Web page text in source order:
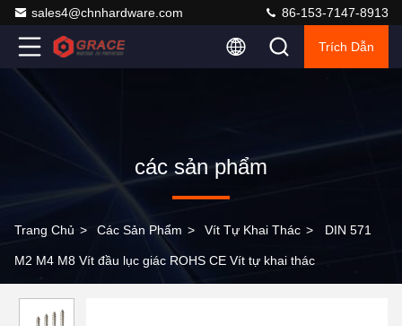
sales4@chnhardware.com 86-153-7147-8913
Trích Dẫn
các sản phẩm
Trang Chủ > Các Sản Phẩm > Vít Tự Khai Thác > DIN 571
M2 M4 M8 Vít đầu lục giác ROHS CE Vít tự khai thác